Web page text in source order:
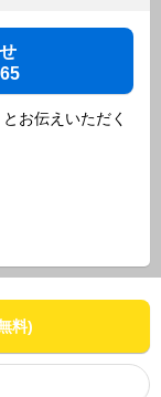
お伝えいただく
料)